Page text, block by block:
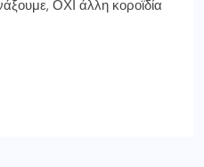
ΟΧΙ άλλη κοροϊδία